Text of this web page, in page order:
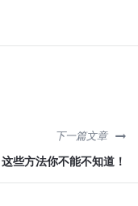
下一篇文章
些方法你不能不知道！